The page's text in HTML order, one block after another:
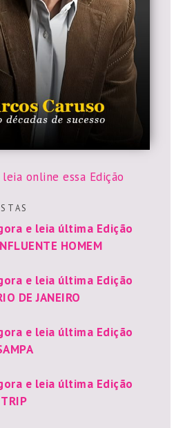
online essa Edição
T A S
e leia última Edição
HOMEM
e leia última Edição
DE JANEIRO
e leia última Edição
e leia última Edição